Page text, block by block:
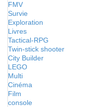
FMV
Survie
Exploration
Livres
Tactical-RPG
Twin-stick shooter
City Builder
LEGO
Multi
Cinéma
Film
console